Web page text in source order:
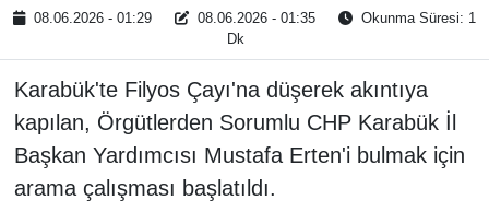
08.06.2026 - 01:29 08.06.2026 - 01:35
Okunma Süresi: 1
Dk
Karabük'te Filyos Çayı'na düşerek akıntıya
kapılan, Örgütlerden Sorumlu CHP Karabük İl
Başkan Yardımcısı Mustafa Erten'i bulmak için
arama çalışması başlatıldı.